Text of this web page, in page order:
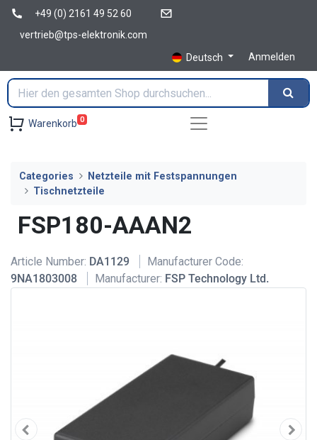
+49 (0) 2161 49 52 60
vertrieb@tps-elektronik.com
Deutsch
Anmelden
Warenkorb 0
Categories
Netzteile mit Festspannungen
Tischnetzteile
FSP180-AAAN2
Article Number: DA1129
Manufacturer Code:
9NA1803008
Manufacturer: FSP Technology Ltd.